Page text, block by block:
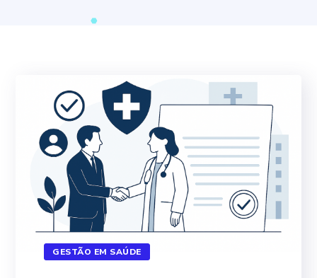
GESTÃO EM SAÚDE